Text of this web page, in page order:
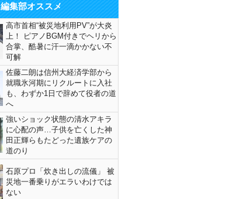
編集部オススメ
高市首相“被災地利用PV”が大炎
上！ ピアノBGM付きでヘリから
合掌、酷暑に汗一滴かかない不
可解
佐藤二朗は信州大経済学部から
就職氷河期にリクルートに入社
も、わずか1日で辞めて役者の道
へ
強いショック状態の清水アキラ
に心配の声…子供を亡くした神
田正輝らもたどった遺族ケアの
道のり
石原プロ「炊き出しの流儀」 被
災地一番乗りがエラいわけでは
ない